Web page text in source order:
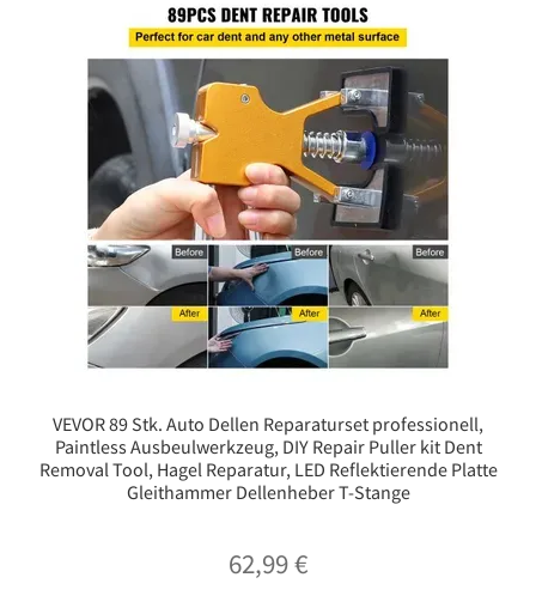
VEVOR 89 Stk. Auto Dellen Reparaturset professionell,
Paintless Ausbeulwerkzeug, DIY Repair Puller kit Dent
Removal Tool, Hagel Reparatur, LED Reflektierende Platte
Gleithammer Dellenheber T-Stange
62,99€